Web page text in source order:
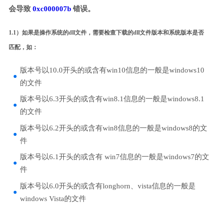
会导致 0xc000007b错误。
1.1）如果是操作系统的dll文件，需要检查下载的dll文件版本和系统版本是否
匹配，如：
版本号以10.0开头的或含有win10信息的一般是windows10
的文件
版本号以6.3开头的或含有win8.1信息的一般是windows8.1
的文件
版本号以6.2开头的或含有win8信息的一般是windows8的文
件
版本号以6.1开头的或含有 win7信息的一般是windows7的文
件
版本号以6.0开头的或含有longhorn、vista信息的一般是
windows Vista的文件